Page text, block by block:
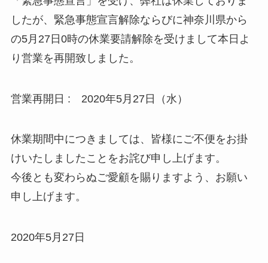
したが、緊急事態宣言解除ならびに神奈川県から
の5月27日0時の休業要請解除を受けまして本日よ
り営業を再開致しました。
営業再開日 : 2020年5月27日（水）
休業期間中につきましては、皆様にご不便をお掛
けいたしましたことをお詫び申し上げます。
今後とも変わらぬご愛顧を賜りますよう、お願い
申し上げます。
2020年5月27日